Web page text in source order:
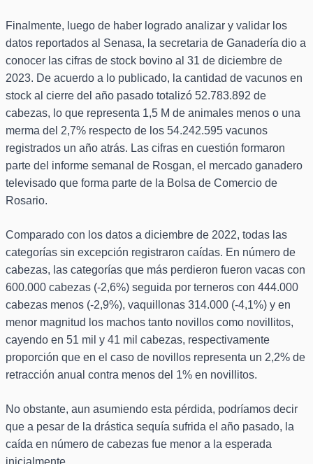
Finalmente, luego de haber logrado analizar y validar los
datos reportados al Senasa, la secretaria de Ganadería dio a
conocer las cifras de stock bovino al 31 de diciembre de
2023. De acuerdo a lo publicado, la cantidad de vacunos en
stock al cierre del año pasado totalizó 52.783.892 de
cabezas, lo que representa 1,5 M de animales menos o una
merma del 2,7% respecto de los 54.242.595 vacunos
registrados un año atrás. Las cifras en cuestión formaron
parte del informe semanal de Rosgan, el mercado ganadero
televisado que forma parte de la Bolsa de Comercio de
Rosario.
Comparado con los datos a diciembre de 2022, todas las
categorías sin excepción registraron caídas. En número de
cabezas, las categorías que más perdieron fueron vacas con
600.000 cabezas (-2,6%) seguida por terneros con 444.000
cabezas menos (-2,9%), vaquillonas 314.000 (-4,1%) y en
menor magnitud los machos tanto novillos como novillitos,
cayendo en 51 mil y 41 mil cabezas, respectivamente
proporción que en el caso de novillos representa un 2,2% de
retracción anual contra menos del 1% en novillitos.
No obstante, aun asumiendo esta pérdida, podríamos decir
que a pesar de la drástica sequía sufrida el año pasado, la
caída en número de cabezas fue menor a la esperada
inicialmente.